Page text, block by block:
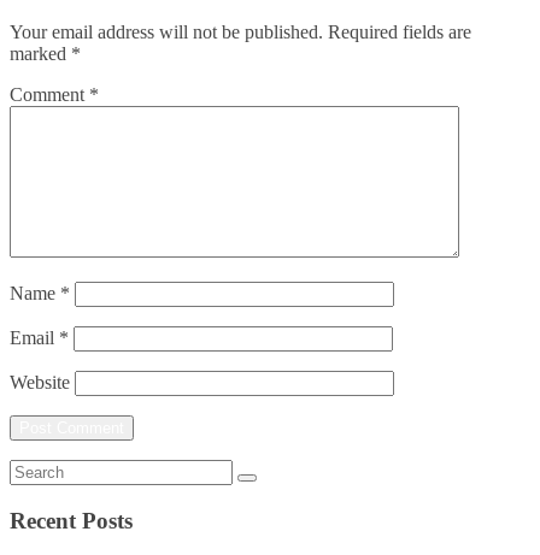
Your email address will not be published. Required fields are
marked *
Comment *
Name *
Email *
Website
Recent Posts